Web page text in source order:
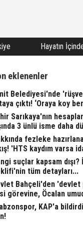
Hayatın
eklenenler
Belediyesi'nde
çıktı! ‘Oraya koy
Sarıkaya'nın
3 ünlü isme daha
fezleke
'HTS kaydım varsa
suçlar kapsam
tüm detayları...
Bahçeli'den 'devlet
görevine, Öcalan
KAP'a